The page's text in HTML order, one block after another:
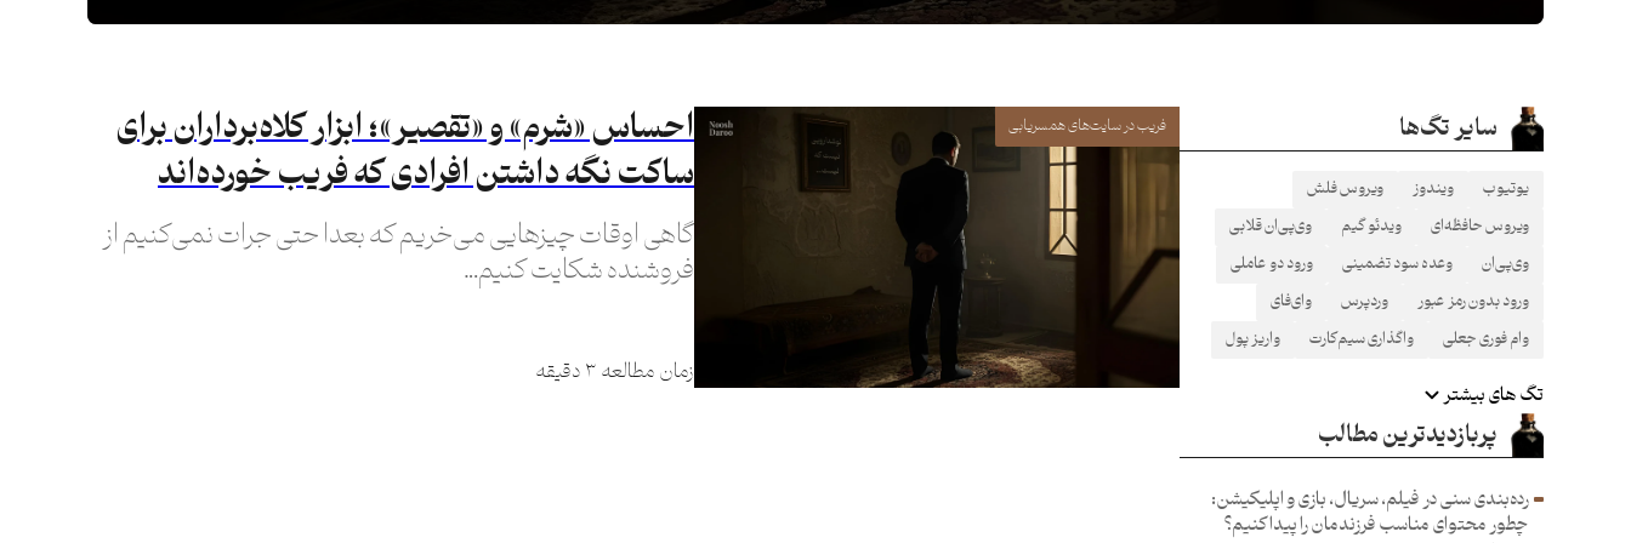
سایر تگ‌ها
یوتیوب ویندوز
ویروس فلش
ویروس حافظه‌ای
ویدئو گیم
وی‌پی‌ان قلابی
وی‌پی‌ان
وعده سود تضمینی
ورود دو عاملی
ورود بدون رمز عبور
وردپرس
وای‌فای
وام فوری جعلی
واگذاری سیم‌کارت واریز پول
تگ های بیشتر
پربازدیدترین مطالب
رده‌بندی سنی در فیلم، سریال، بازی و اپلیکیشن:
چطور محتوای مناسب فرزند‌مان را پیدا کنیم؟
فریب در سایت‌های همسریابی
احساس «شرم» و «تقصیر»؛ ابزار کلاه‌برداران برای
ساکت نگه داشتن افرادی که فریب خورده‌اند
گاهی‌ اوقات چیزهایی می‌خریم که بعدا حتی جرات نمی‌کنیم از
فروشنده شکایت کنیم…
زمان مطالعه ۳ دقیقه